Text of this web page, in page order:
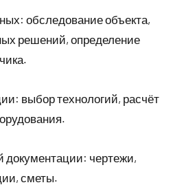
обследование объекта,
решений, определение
выбор технологий, расчёт
документации: чертежи,
сметы.